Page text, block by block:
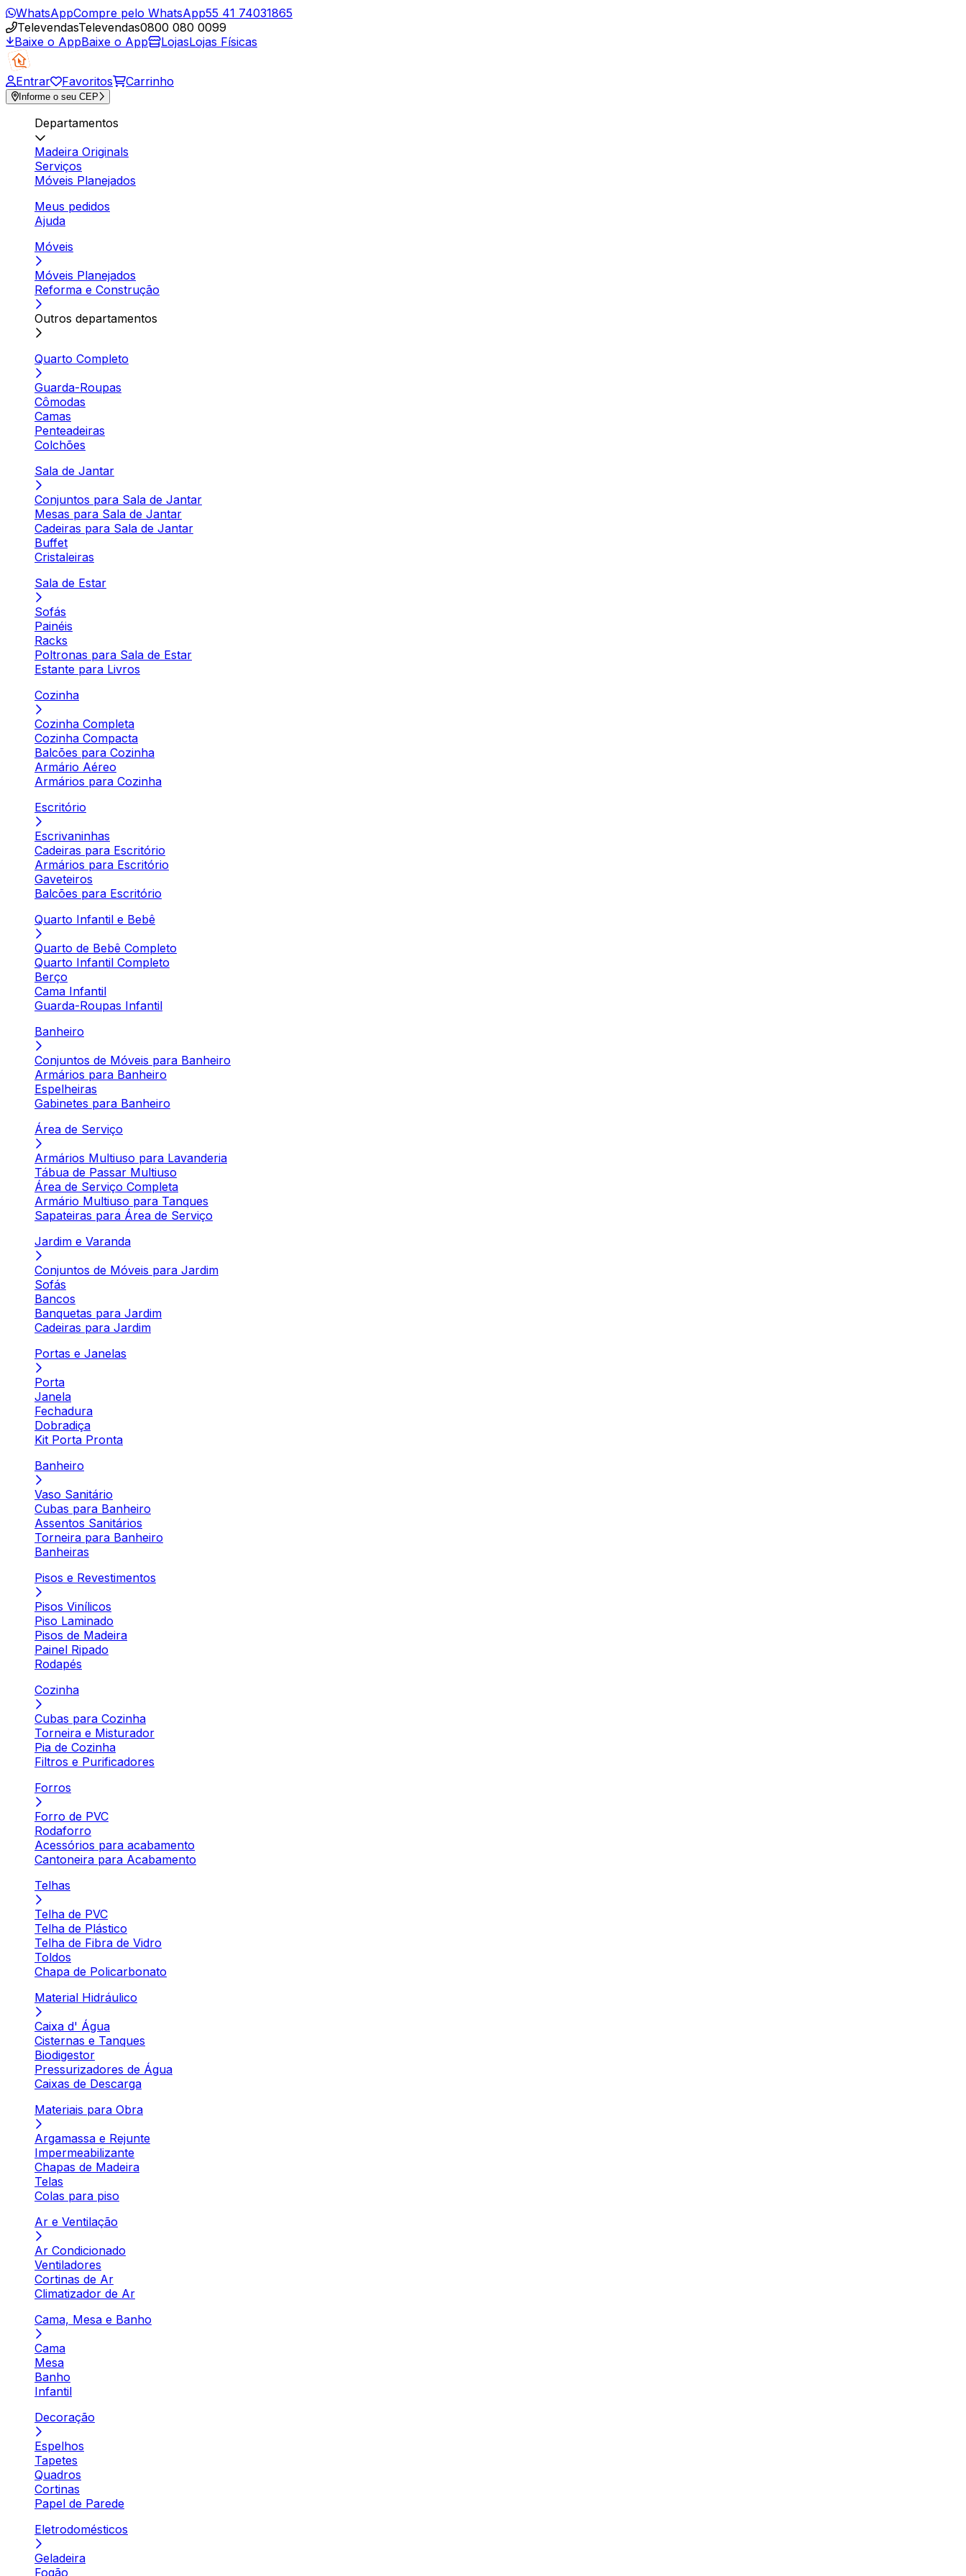
WhatsAppCompre pelo WhatsApp55 41 74031865
TelevendasTelevendas0800 080 0099
Baixe o AppBaixe o App LojasLojas Físicas
Entrar Favoritos Carrinho
Informe o seu CEP
Departamentos
Madeira Originals
Serviços
Móveis Planejados
Meus pedidos
Ajuda
Móveis
Móveis Planejados
Reforma e Construção
Outros departamentos
Quarto Completo
Guarda-Roupas
Cômodas
Camas
Penteadeiras
Colchões
Sala de Jantar
Conjuntos para Sala de Jantar
Mesas para Sala de Jantar
Cadeiras para Sala de Jantar
Buffet
Cristaleiras
Sala de Estar
Sofás
Painéis
Racks
Poltronas para Sala de Estar
Estante para Livros
Cozinha
Cozinha Completa
Cozinha Compacta
Balcões para Cozinha
Armário Aéreo
Armários para Cozinha
Escritório
Escrivaninhas
Cadeiras para Escritório
Armários para Escritório
Gaveteiros
Balcões para Escritório
Quarto Infantil e Bebê
Quarto de Bebê Completo
Quarto Infantil Completo
Berço
Cama Infantil
Guarda-Roupas Infantil
Banheiro
Conjuntos de Móveis para Banheiro
Armários para Banheiro
Espelheiras
Gabinetes para Banheiro
Área de Serviço
Armários Multiuso para Lavanderia
Tábua de Passar Multiuso
Área de Serviço Completa
Armário Multiuso para Tanques
Sapateiras para Área de Serviço
Jardim e Varanda
Conjuntos de Móveis para Jardim
Sofás
Bancos
Banquetas para Jardim
Cadeiras para Jardim
Portas e Janelas
Porta
Janela
Fechadura
Dobradiça
Kit Porta Pronta
Banheiro
Vaso Sanitário
Cubas para Banheiro
Assentos Sanitários
Torneira para Banheiro
Banheiras
Pisos e Revestimentos
Pisos Vinílicos
Piso Laminado
Pisos de Madeira
Painel Ripado
Rodapés
Cozinha
Cubas para Cozinha
Torneira e Misturador
Pia de Cozinha
Filtros e Purificadores
Forros
Forro de PVC
Rodaforro
Acessórios para acabamento
Cantoneira para Acabamento
Telhas
Telha de PVC
Telha de Plástico
Telha de Fibra de Vidro
Toldos
Chapa de Policarbonato
Material Hidráulico
Caixa d' Água
Cisternas e Tanques
Biodigestor
Pressurizadores de Água
Caixas de Descarga
Materiais para Obra
Argamassa e Rejunte
Impermeabilizante
Chapas de Madeira
Telas
Colas para piso
Ar e Ventilação
Ar Condicionado
Ventiladores
Cortinas de Ar
Climatizador de Ar
Cama, Mesa e Banho
Cama
Mesa
Banho
Infantil
Decoração
Espelhos
Tapetes
Quadros
Cortinas
Papel de Parede
Eletrodomésticos
Geladeira
Fogão